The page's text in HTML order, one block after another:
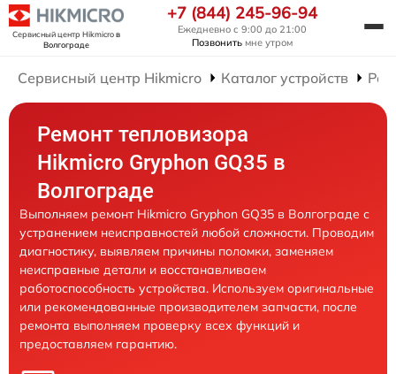
Сервисный центр Hikmicroв
Волгограде
+7 (844) 245-96-94
Ежедневно с 9:00 до 21:00
Позвонить мне утром
Сервисный центр Hikmicro Каталог устройств
Ремонт тепловизора
Hikmicro Gryphon GQ35 в
Волгограде
Выполняем ремонт Hikmicro Gryphon GQ35 в Волгограде с
устранением неисправностей любой сложности. Проводим
диагностику, выявляем причины поломки, заменяем
неисправные детали и восстанавливаем
работоспособность устройства. Используем оригинальные
или рекомендованные производителем запчасти, после
ремонта выполняем проверку всех функций и
предоставляем гарантию.